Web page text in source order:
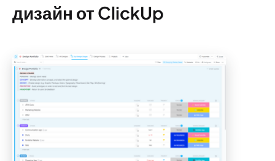
дизайн от ClickUp